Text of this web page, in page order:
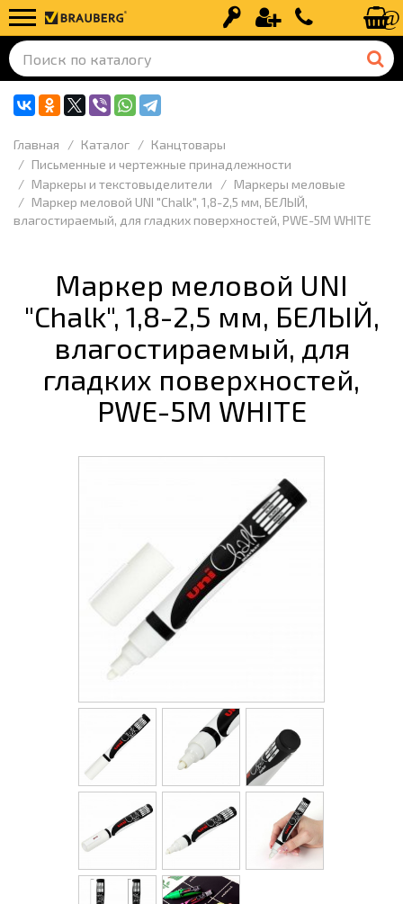
Вход Регистрация+7 (499) 110-
Главная Каталог
Канцтовары
Письменные и чертежные принадлежности
Маркеры и текстовыделители
Маркеры меловые
Маркер меловой UNI "Chalk", 1,8-2,5 мм, БЕЛЫЙ,
влагостираемый, для гладких поверхностей, PWE-5M WHITE
Маркер меловой UNI
"Chalk", 1,8-2,5 мм, БЕЛЫЙ,
влагостираемый, для
гладких поверхностей,
PWE-5M WHITE